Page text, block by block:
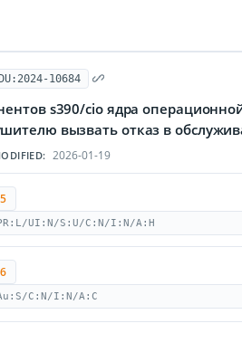
10684
s390/cio ядра
вызвать отказ в
2026-01-19
UI:N/S:U/C:N/I:N/A:H
C:N/I:N/A:C